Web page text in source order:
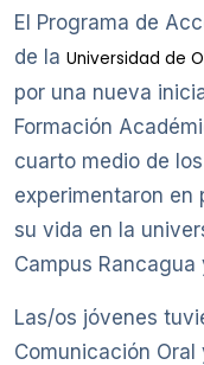
El Programa de
de la Universidad de
por una nueva
Formación
cuarto medio de
experimentaron en
su vida en la
Campus
Las/os jóvenes
Comunicación